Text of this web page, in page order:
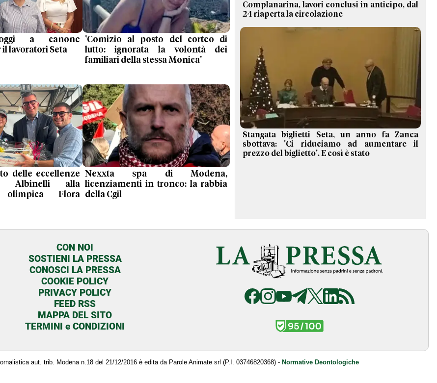
a canone
lavoratori Seta
'Comizio al posto del corteo di
lutto: ignorata la volontà dei
familiari della stessa Monica'
delle eccellenze
Albinelli alla
olimpica Flora
Nexxta spa di Modena,
licenziamenti in tronco: la rabbia
della Cgil
Complanarina, lavori conclusi in anticipo, dal
24 riaperta la circolazione
Stangata biglietti Seta, un anno fa Zanca
sbottava: 'Ci riduciamo ad aumentare il
prezzo del biglietto'. E così è stato
CON NOI
SOSTIENI LA PRESSA
CONOSCI LA PRESSA
COOKIE POLICY
PRIVACY POLICY
FEED RSS
MAPPA DEL SITO
TERMINI e CONDIZIONI
aut. trib. Modena n.18 del 21/12/2016 è edita da Parole Animate srl (P.I. 03746820368) - Normative Deontologiche